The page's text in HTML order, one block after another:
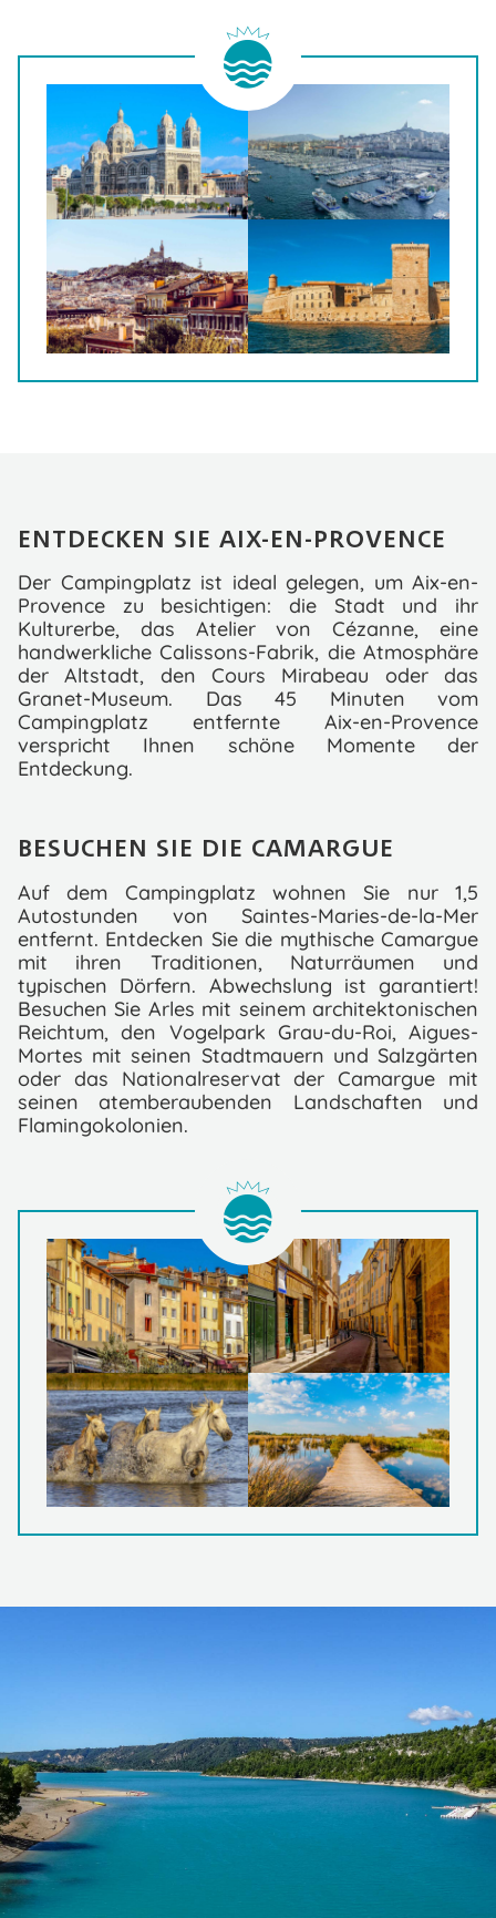
ENTDECKEN SIE AIX-EN-PROVENCE
Der Campingplatz ist ideal gelegen, um Aix-en-
Provence zu besichtigen: die Stadt und ihr
Kulturerbe, das Atelier von Cézanne, eine
handwerkliche Calissons-Fabrik, die Atmosphäre
der Altstadt, den Cours Mirabeau oder das
Granet-Museum. Das 45 Minuten vom
Campingplatz entfernte Aix-en-Provence
verspricht Ihnen schöne Momente der
Entdeckung.
BESUCHEN SIE DIE CAMARGUE
Auf dem Campingplatz wohnen Sie nur 1,5
Autostunden von Saintes-Maries-de-la-Mer
entfernt. Entdecken Sie die mythische Camargue
mit ihren Traditionen, Naturräumen und
typischen Dörfern. Abwechslung ist garantiert!
Besuchen Sie Arles mit seinem architektonischen
Reichtum, den Vogelpark Grau-du-Roi, Aigues-
Mortes mit seinen Stadtmauern und Salzgärten
oder das Nationalreservat der Camargue mit
seinen atemberaubenden Landschaften und
Flamingokolonien.